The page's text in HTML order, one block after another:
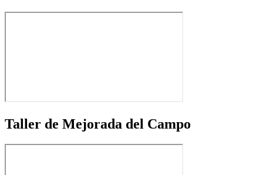
Taller de Mejorada del Campo